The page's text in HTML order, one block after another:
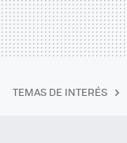
TEMAS DE INTERÉS